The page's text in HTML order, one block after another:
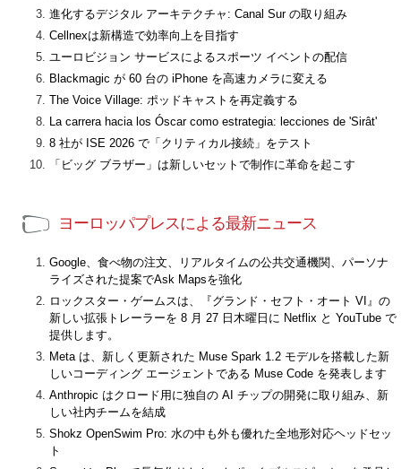
進化するデジタル アーキテクチャ: Canal Sur の取り組み
Cellnexは新構造で効率向上を目指す
ユーロビジョン サービスによるスポーツ イベントの配信
Blackmagic が 60 台の iPhone を高速カメラに変える
The Voice Village: ポッドキャストを再定義する
La carrera hacia los Óscar como estrategia: lecciones de 'Sirât'
8 社が ISE 2026 で「クリティカル接続」をテスト
「ビッグ ブラザー」は新しいセットで制作に革命を起こす
ヨーロッパプレスによる最新ニュース
Google、食べ物の注文、リアルタイムの公共交通機関、パーソナ
ライズされた提案でAsk Mapsを強化
ロックスター・ゲームスは、『グランド・セフト・オート VI』の
新しい拡張トレーラーを 8 月 27 日木曜日に Netflix と YouTube で
提供します。
Meta は、新しく更新された Muse Spark 1.2 モデルを搭載した新
しいコーディング エージェントである Muse Code を発表します
Anthropic はクロード用に独自の AI チップの開発に取り組み、新
しい社内チームを結成
Shokz OpenSwim Pro: 水の中も外も優れた全地形対応ヘッドセッ
ト